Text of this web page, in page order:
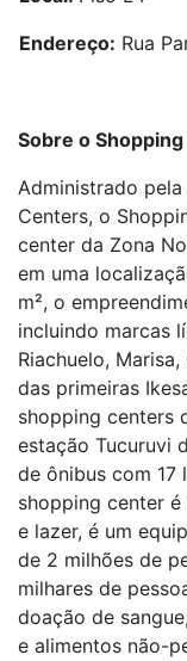
Endereço: Rua
Sobre o
Administrado
Centers, o
center da Zona
em uma
m², o
incluindo marcas
Riachuelo,
das primeiras
shopping centers
estação Tucuruvi
de ônibus com 17
shopping center
e lazer, é um
de 2 milhões de
milhares de
doação de
e alimentos não-